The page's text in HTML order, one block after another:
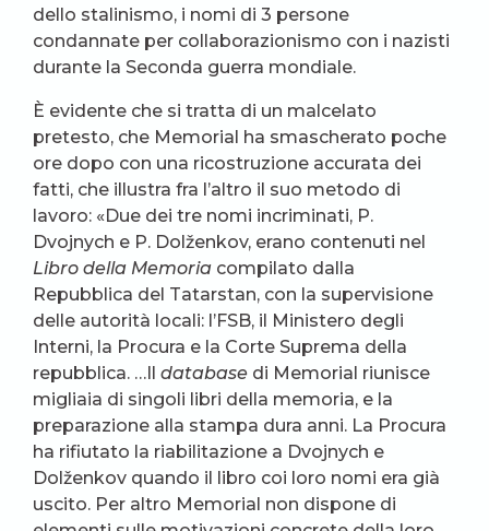
dello stalinismo, i nomi di 3 persone
condannate per collaborazionismo con i nazisti
durante la Seconda guerra mondiale.
È evidente che si tratta di un malcelato
pretesto, che Memorial ha smascherato poche
ore dopo con una ricostruzione accurata dei
fatti, che illustra fra l’altro il suo metodo di
lavoro: «Due dei tre nomi incriminati, P.
Dvojnych e P. Dolženkov, erano contenuti nel
Libro della Memoria compilato dalla
Repubblica del Tatarstan, con la supervisione
delle autorità locali: l’FSB, il Ministero degli
Interni, la Procura e la Corte Suprema della
repubblica. …Il database di Memorial riunisce
migliaia di singoli libri della memoria, e la
preparazione alla stampa dura anni. La Procura
ha rifiutato la riabilitazione a Dvojnych e
Dolženkov quando il libro coi loro nomi era già
uscito. Per altro Memorial non dispone di